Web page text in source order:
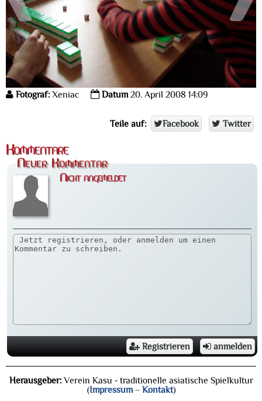
Fotograf:Xeniac Datum 20. April 2008 14:09
Teile auf: Facebook Twitter
Kommentare
Neuer Kommentar
Nicht angemeldet
Registrieren anmelden
Herausgeber:Verein Kasu - traditionelle asiatische Spielkultur
(Impressum– Kontakt)